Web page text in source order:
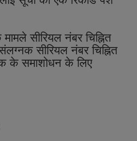
सीरियल नंबर चिह्नित
सीरियल नंबर चिह्नित
के समाशोधन के लिए